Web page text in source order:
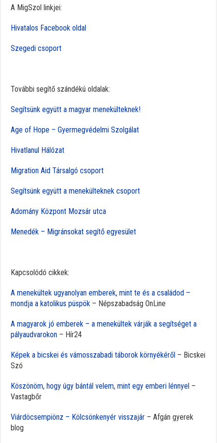
A MigSzol linkjei:
Hivatalos Facebook oldal
Szegedi csoport
További segítő szándékú oldalak:
Segítsünk együtt a magyar menekülteknek!
Age of Hope – Gyermegvédelmi Szolgálat
Hivatlanul Hálózat
Migration Aid Társalgó csoport
Segítsünk együtt a menekülteknek csoport
Adomány Központ Mozsár utca
Menedék – Migránsokat segítő egyesület
Kapcsolódó cikkek:
A menekültek ugyanolyan emberek, mint te és a családod –
mondja a katolikus püspök – Népszabadság OnLine
A magyarok jó emberek – a menekültek várják a segítséget a
pályaudvarokon – Hír24
Képek a bicskei és vámosszabadi táborok környékéről – Bicskei
Szó
Köszönöm, hogy úgy bántál velem, mint egy emberi lénnyel –
Vastagbőr
Viárdöcsempiönz – Kölcsönkenyér visszajár – Afgán gyerek
blog